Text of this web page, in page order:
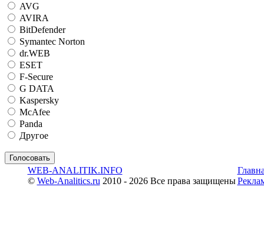
AVG
AVIRA
BitDefender
Symantec Norton
dr.WEB
ESET
F-Secure
G DATA
Kaspersky
McAfee
Panda
Другое
WEB-ANALITIK.INFO
© Web-Analitics.ru 2010 - 2026 Все права защищены